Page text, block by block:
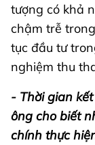
tượng có khả
chậm trễ
tục đầu tư
nghiệm thu
- Thời gian
ông cho biết
chính thực